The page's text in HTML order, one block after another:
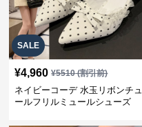
SALE
¥4,960 ¥5510(割引前)
ネイビーコーデ 水玉リボンチュ
ールフリルミュールシューズ